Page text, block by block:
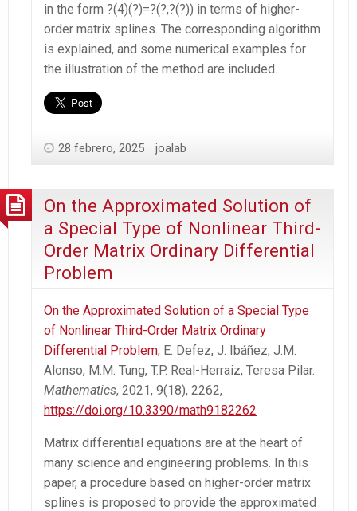
in the form ?(4)(?)=?(?,?(?)) in terms of higher-
order matrix splines. The corresponding algorithm
is explained, and some numerical examples for
the illustration of the method are included.
28 febrero, 2025 joalab
On the Approximated Solution of
a Special Type of Nonlinear Third-
Order Matrix Ordinary Differential
Problem
On the Approximated Solution of a Special Type
of Nonlinear Third-Order Matrix Ordinary
Differential Problem, E. Defez, J. Ibáñez, J.M.
Alonso, M.M. Tung, T.P. Real-Herraiz, Teresa Pilar.
Mathematics, 2021, 9(18), 2262,
https://doi.org/10.3390/math9182262
Matrix differential equations are at the heart of
many science and engineering problems. In this
paper, a procedure based on higher-order matrix
splines is proposed to provide the approximated